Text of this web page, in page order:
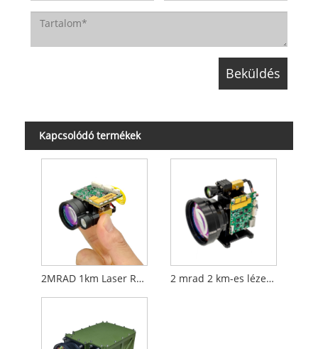
Kapcsolódó termékek
2MRAD 1km Laser RangeRinder modul a drón ellen 2 mrad 2 km-es lézeres távolságmérő modul drone elleni szárhoz